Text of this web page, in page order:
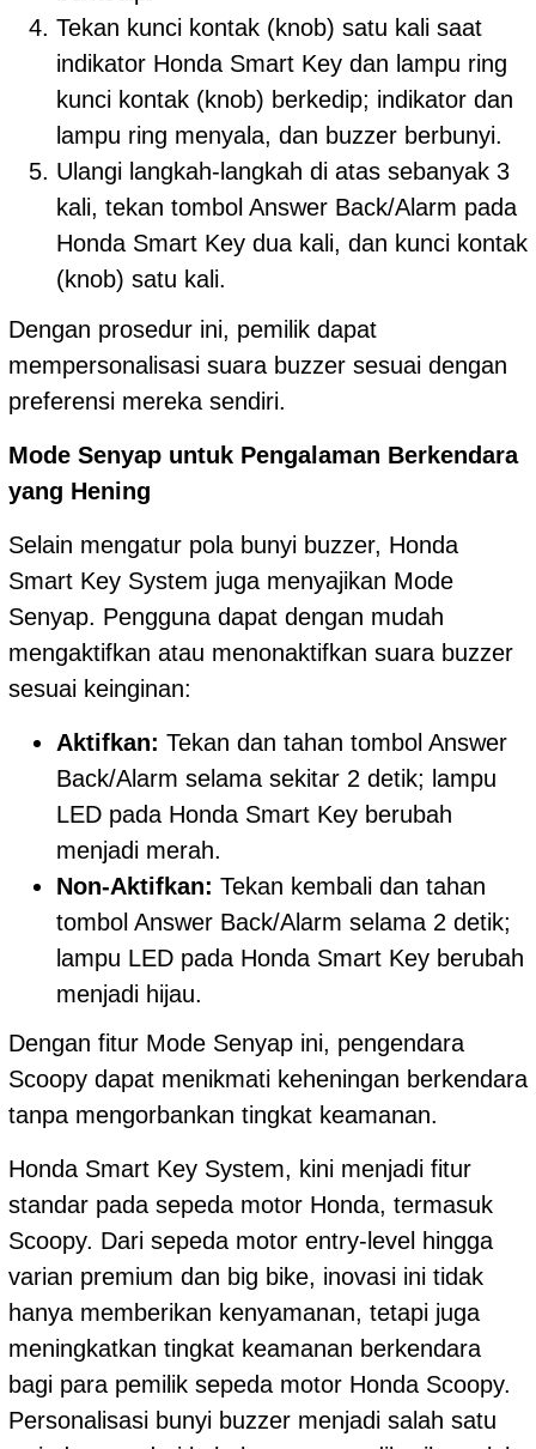
Tekan kunci kontak (knob) satu kali saat
indikator Honda Smart Key dan lampu ring
kunci kontak (knob) berkedip; indikator dan
lampu ring menyala, dan buzzer berbunyi.
Ulangi langkah-langkah di atas sebanyak 3
kali, tekan tombol Answer Back/Alarm pada
Honda Smart Key dua kali, dan kunci kontak
(knob) satu kali.
Dengan prosedur ini, pemilik dapat
mempersonalisasi suara buzzer sesuai dengan
preferensi mereka sendiri.
Mode Senyap untuk Pengalaman Berkendara
yang Hening
Selain mengatur pola bunyi buzzer, Honda
Smart Key System juga menyajikan Mode
Senyap. Pengguna dapat dengan mudah
mengaktifkan atau menonaktifkan suara buzzer
sesuai keinginan:
Aktifkan: Tekan dan tahan tombol Answer
Back/Alarm selama sekitar 2 detik; lampu
LED pada Honda Smart Key berubah
menjadi merah.
Non-Aktifkan: Tekan kembali dan tahan
tombol Answer Back/Alarm selama 2 detik;
lampu LED pada Honda Smart Key berubah
menjadi hijau.
Dengan fitur Mode Senyap ini, pengendara
Scoopy dapat menikmati keheningan berkendara
tanpa mengorbankan tingkat keamanan.
Honda Smart Key System, kini menjadi fitur
standar pada sepeda motor Honda, termasuk
Scoopy. Dari sepeda motor entry-level hingga
varian premium dan big bike, inovasi ini tidak
hanya memberikan kenyamanan, tetapi juga
meningkatkan tingkat keamanan berkendara
bagi para pemilik sepeda motor Honda Scoopy.
Personalisasi bunyi buzzer menjadi salah satu